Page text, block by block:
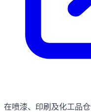
在喷漆、印刷及化工品仓